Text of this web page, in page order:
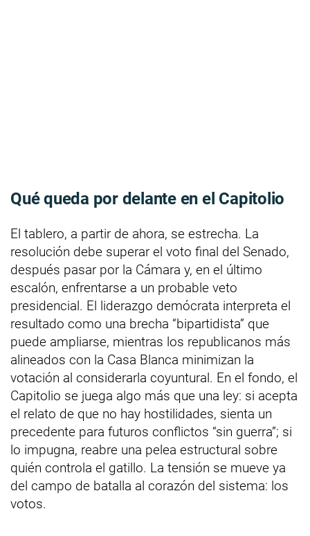
Qué queda por delante en el Capitolio
El tablero, a partir de ahora, se estrecha. La
resolución debe superar el voto final del Senado,
después pasar por la Cámara y, en el último
escalón, enfrentarse a un probable veto
presidencial. El liderazgo demócrata interpreta el
resultado como una brecha “bipartidista” que
puede ampliarse, mientras los republicanos más
alineados con la Casa Blanca minimizan la
votación al considerarla coyuntural. En el fondo, el
Capitolio se juega algo más que una ley: si acepta
el relato de que no hay hostilidades, sienta un
precedente para futuros conflictos “sin guerra”; si
lo impugna, reabre una pelea estructural sobre
quién controla el gatillo. La tensión se mueve ya
del campo de batalla al corazón del sistema: los
votos.